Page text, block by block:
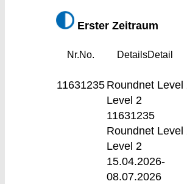
Erster Zeitraum
Nr.No. DetailsDetail
11631235Roundnet Level
Level 2
11631235
Roundnet Level
Level 2
15.04.2026-
08.07.2026